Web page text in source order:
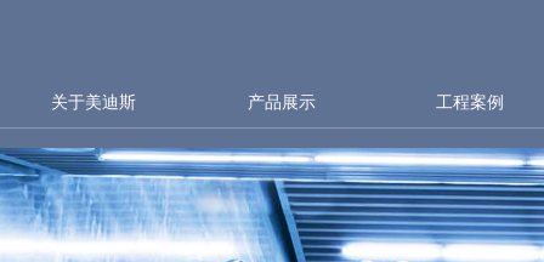
关于美迪斯 产品展示 工程案例